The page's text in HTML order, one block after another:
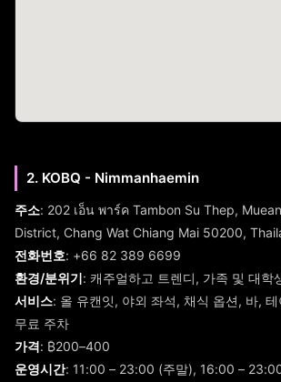
2. KOBQ - Nimmanhaemin
주소: 202 เอ็น พาร์ค Tambon Su Thep,
District, Chang Wat Chiang Mai 50200,
전화번호: +66 82 389 6699
환경/분위기: 캐주얼하고 트렌디, 가족 및 대학
서비스: 올 유캔잇, 야외 좌석, 채식 옵션, 바,
무료 주차
가격: ₿200–400
운영시간: 11:00 – 23:00 (주말), 16:00 –